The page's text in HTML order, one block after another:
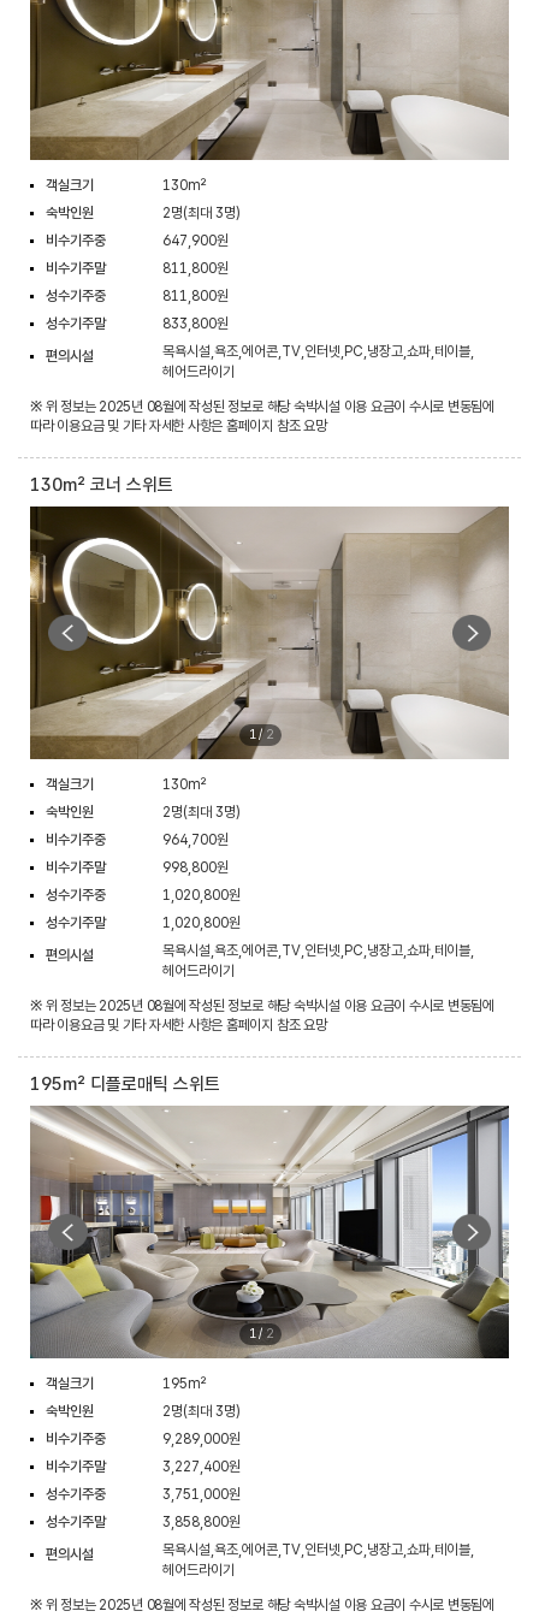
객실크기
130m²
숙박인원
2명(최대 3명)
비수기주중
647,900원
비수기주말
811,800원
성수기주중
811,800원
성수기주말
833,800원
편의시설
목욕시설,욕조,에어콘,TV,인터넷,PC,냉장고,쇼파,테이블,
헤어드라이기
※ 위 정보는 2025년 08월에 작성된 정보로 해당 숙박시설 이용 요금이 수시로 변동됨에
따라 이용요금 및 기타 자세한 사항은 홈페이지 참조 요망
130m² 코너 스위트
1/2
객실크기
130m²
숙박인원
2명(최대 3명)
비수기주중
964,700원
비수기주말
998,800원
성수기주중
1,020,800원
성수기주말
1,020,800원
편의시설
목욕시설,욕조,에어콘,TV,인터넷,PC,냉장고,쇼파,테이블,
헤어드라이기
※ 위 정보는 2025년 08월에 작성된 정보로 해당 숙박시설 이용 요금이 수시로 변동됨에
따라 이용요금 및 기타 자세한 사항은 홈페이지 참조 요망
195m² 디플로매틱 스위트
1/ 2
객실크기
195m²
숙박인원
2명(최대 3명)
비수기주중
9,289,000원
비수기주말
3,227,400원
성수기주중
3,751,000원
성수기주말
3,858,800원
편의시설
목욕시설,욕조,에어콘,TV,인터넷,PC,냉장고,쇼파,테이블,
헤어드라이기
※ 위 정보는 2025년 08월에 작성된 정보로 해당 숙박시설 이용 요금이 수시로 변동됨에